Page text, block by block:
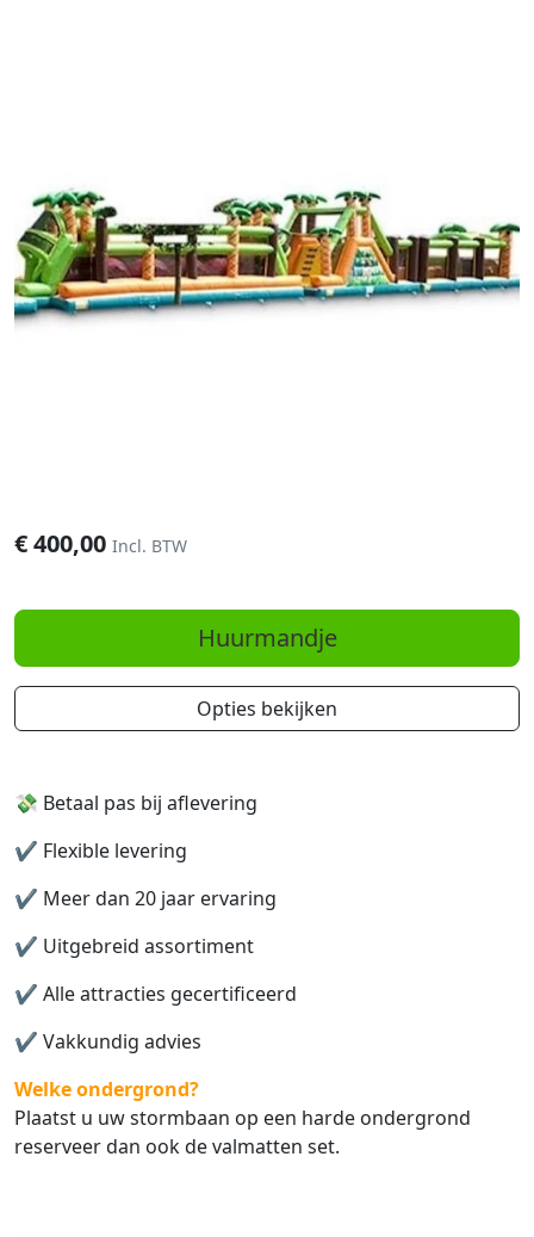
€400,00 Incl. BTW
Huurmandje
Opties bekijken
💸 Betaal pas bij aflevering
✔️ Flexible levering
✔️ Meer dan 20 jaar ervaring
✔️ Uitgebreid assortiment
✔️ Alle attracties gecertificeerd
✔️ Vakkundig advies
Welke ondergrond?
Plaatst u uw stormbaan op een harde ondergrond
reserveer dan ook de valmatten set.